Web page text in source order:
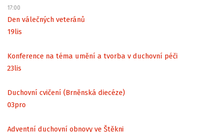
17:00
Den válečných veteránů
19lis
Konference na téma umění a tvorba v duchovní péči
23lis
Duchovní cvičení (Brněnská diecéze)
03pro
Adventní duchovní obnovy ve Štěkni